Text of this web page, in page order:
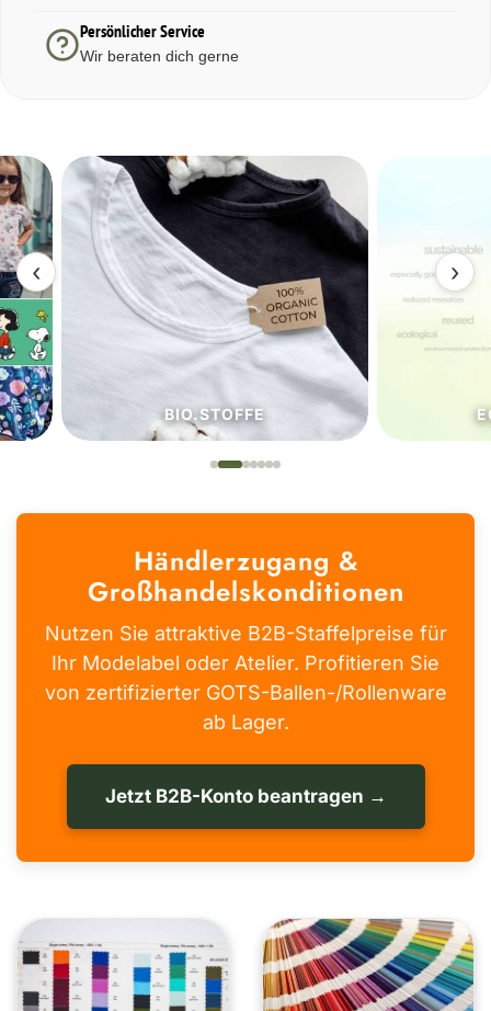
Persönlicher Service
Wir beraten dich gerne
‹
BIO.STOFFE
›
Händlerzugang &
Großhandelskonditionen
Nutzen Sie attraktive B2B-Staffelpreise für
Ihr Modelabel oder Atelier. Profitieren Sie
von zertifizierter GOTS-Ballen-/Rollenware
ab Lager.
Jetzt B2B-Konto beantragen →